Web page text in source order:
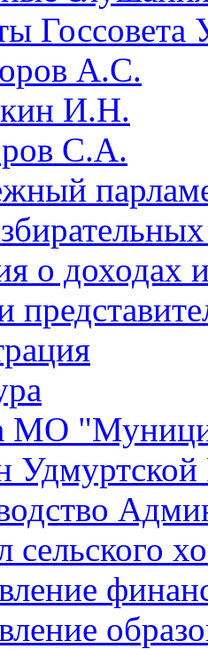
А.С.
И.Н.
С.А.
о доходах
МО
сельского